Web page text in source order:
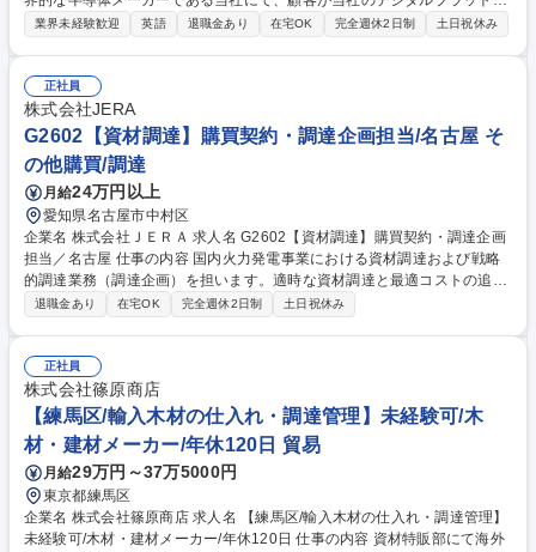
ォームを通じて直接取引を開始・継続するためのオンボーディング業務を
援 ■デジタル接続のモニタリングと利便性向上のためのガイド提供 ■プラ
ットフォームチームへの顧客フィードバック共有と製品改善提案 ■受注管
理・物流・IT等のクロスファンクショナルな部門間調整 ■顧客マスターデ
ータの精度管理と自動化推進 募集職種 【東京/Customer Onboarding Ana
lyst】第二新卒歓迎/フレックスタイム制
業界未経験歓迎 英語 退職金あり 在宅OK 完全週休2日制 土日祝休み
正社員
株式会社JERA
G2602【資材調達】購買契約・調達企画担当/名古屋 そ
の他購買/調達
月給24万円以上
愛知県名古屋市中村区
企業名 株式会社ＪＥＲＡ 求人名 G2602【資材調達】購買契約・調達企画
担当／名古屋 仕事の内容 国内火力発電事業における資材調達および戦略
的調達業務（調達企画）を担います。適時な資材調達と最適コストの追求
を通じて、発電所の安定運営および当社の事業競争力強化に貢献するポジ
払・会計処理 (2)戦略的調達：技術部門と協業したカテゴリー別中長期調
達企画の策定補佐、市場調査、原価分析、プロジェクトマネジメント補佐
◆技術主管部や取引先と協調しながら、最適コストの追求やリスク低減を
主体的に進めるやりがいがあります。 募集職種 G2602【資材調達】購買
契約・調達企画担当／名古屋
退職金あり 在宅OK 完全週休2日制 土日祝休み
正社員
株式会社篠原商店
【練馬区/輸入木材の仕入れ・調達管理】未経験可/木
材・建材メーカー/年休120日 貿易
月給29万円～37万5000円
東京都練馬区
企業名 株式会社篠原商店 求人名 【練馬区/輸入木材の仕入れ・調達管理】
未経験可/木材・建材メーカー/年休120日 仕事の内容 資材特販部にて海外